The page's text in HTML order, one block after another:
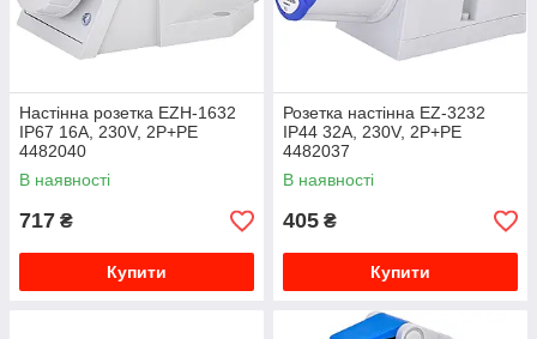
Настінна розетка EZH-1632
IP67 16A, 230V, 2P+PE
4482040
В наявності
717 ₴
Купити
Розетка настінна EZ-3232
IP44 32A, 230V, 2P+PE
4482037
В наявності
405 ₴
Купити